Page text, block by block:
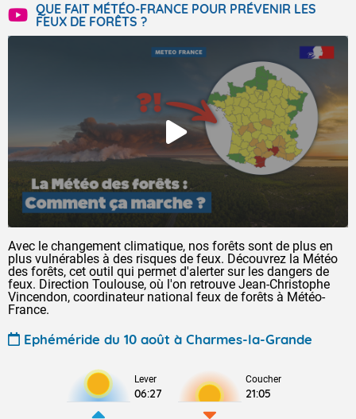
QUE FAIT MÉTÉO-FRANCE POUR PRÉVENIR LES
FEUX DE FORÊTS ?
Avec le changement climatique, nos forêts sont de plus en
plus vulnérables à des risques de feux. Découvrez la Météo
des forêts, cet outil qui permet d'alerter sur les dangers de
feux. Direction Toulouse, où l'on retrouve Jean-Christophe
Vincendon, coordinateur national feux de forêts à Météo-
France.
Ephéméride du 10 août à Charmes-la-Grande
Lever
06:27
Coucher
21:05